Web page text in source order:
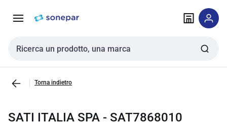
navigazione alla
Cerca input
Torna indietro
SATI ITALIA SPA - SAT7868010